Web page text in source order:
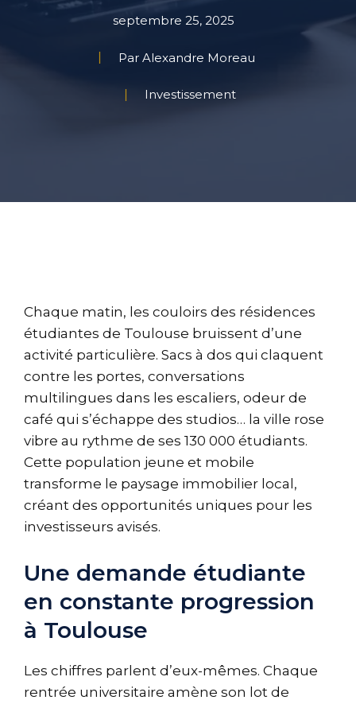
septembre 25, 2025
Par Alexandre Moreau
Investissement
Chaque matin, les couloirs des résidences
étudiantes de Toulouse bruissent d’une
activité particulière. Sacs à dos qui claquent
contre les portes, conversations
multilingues dans les escaliers, odeur de
café qui s’échappe des studios… la ville rose
vibre au rythme de ses 130 000 étudiants.
Cette population jeune et mobile
transforme le paysage immobilier local,
créant des opportunités uniques pour les
investisseurs avisés.
Une demande étudiante
en constante progression
à Toulouse
Les chiffres parlent d’eux-mêmes. Chaque
rentrée universitaire amène son lot de